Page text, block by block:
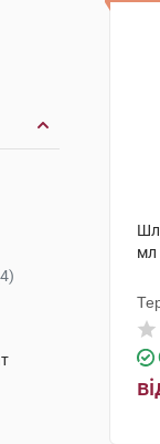
мл